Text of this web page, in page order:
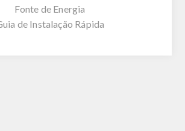
Fonte de Energia
de Instalação Rápida